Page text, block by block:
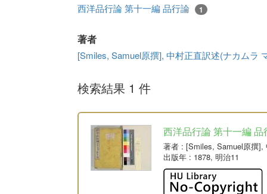
西洋品行論 第十一編 品行論 1
著者
[Smiles, Samuel原撰], 中村正直訳述(ナカムラ
検索結果 1 件
西洋品行論 第十一編 品
著者 : [Smiles, Samuel原撰
出版年 : 1878, 明治11